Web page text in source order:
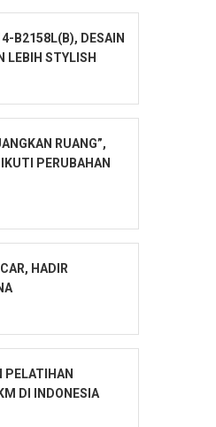
B2158L(B), DESAIN
LEBIH STYLISH
RUANG”,
PERUBAHAN
HADIR
PELATIHAN
DI INDONESIA